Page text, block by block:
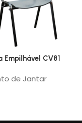
Empilhável CV81
de Jantar